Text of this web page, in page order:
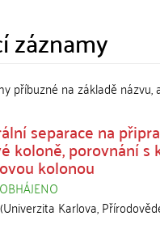
záznamy
příbuzné na základě názvu,
separace na
koloně, porovnání s
kolonou
OBHÁJENO
(Univerzita Karlova,